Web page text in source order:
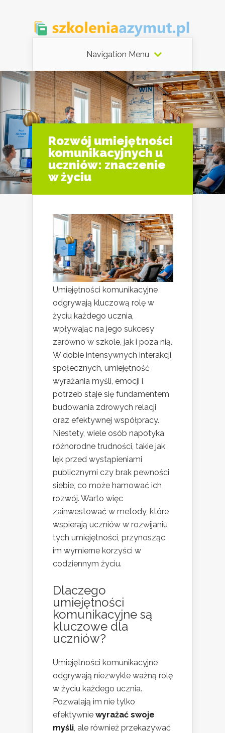
Navigation Menu
Rozwój umiejętności
komunikacyjnych u
uczniów: znaczenie
w życiu
Umiejętności komunikacyjne
odgrywają kluczową rolę w
życiu każdego ucznia,
wpływając na jego sukcesy
zarówno w szkole, jak i poza nią.
W dobie intensywnych interakcji
społecznych, umiejętność
wyrażania myśli, emocji i
potrzeb staje się fundamentem
budowania zdrowych relacji
oraz efektywnej współpracy.
Niestety, wiele osób napotyka
różnorodne trudności, takie jak
lęk przed wystąpieniami
publicznymi czy brak pewności
siebie, co może hamować ich
rozwój. Warto więc
zainwestować w metody, które
wspierają uczniów w rozwijaniu
tych umiejętności, przynosząc
im wymierne korzyści w
codziennym życiu.
Dlaczego
umiejętności
komunikacyjne są
kluczowe dla
uczniów?
Umiejętności komunikacyjne
odgrywają niezwykle ważną rolę
w życiu każdego ucznia.
Pozwalają im nie tylko
efektywnie wyrażać swoje
myśli, ale również przekazywać